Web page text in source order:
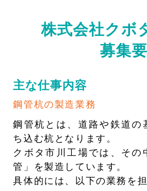
株式会社クボ
募集
主な仕事内容
鋼管杭の製造業務
鋼管杭とは、道路や鉄道の
ち込む杭となります。
クボタ市川工場では、その
管」を製造しています。
具体的には、以下の業務を